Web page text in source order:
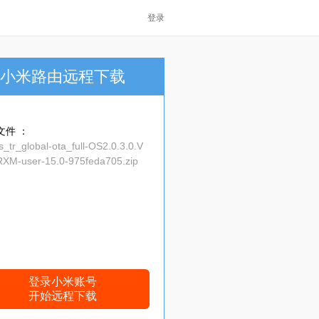
登录
小米路由远程下载
件 ：
ota_full-OS2.0.3.0.V
user-15.0-975feda705.zip
登录小米账号
开始远程下载